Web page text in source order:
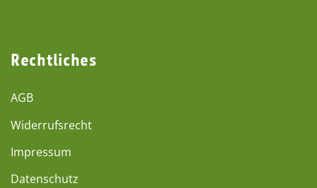
Rechtliches
AGB
Widerrufsrecht
Impressum
Datenschutz